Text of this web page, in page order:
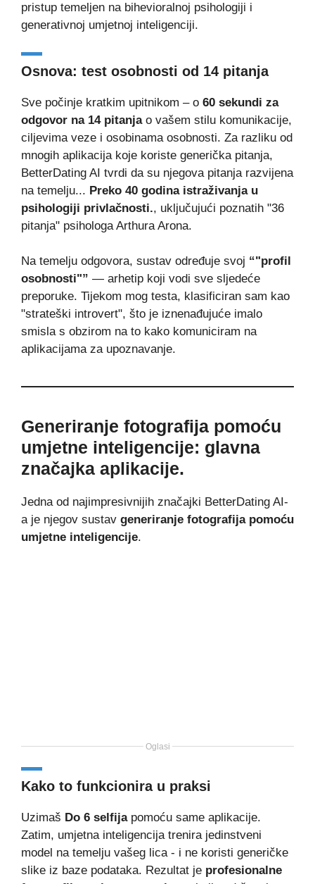
pristup temeljen na bihevioralnoj psihologiji i
generativnoj umjetnoj inteligenciji.
Osnova: test osobnosti od 14 pitanja
Sve počinje kratkim upitnikom – o 60 sekundi za
odgovor na 14 pitanjao vašem stilu komunikacije,
ciljevima veze i osobinama osobnosti. Za razliku od
mnogih aplikacija koje koriste generička pitanja,
BetterDating AI tvrdi da su njegova pitanja razvijena
na temelju... Preko 40 godina istraživanja u
psihologiji privlačnosti., uključujući poznatih "36
pitanja" psihologa Arthura Arona.
Na temelju odgovora, sustav određuje svoj “"profil
osobnosti"” — arhetip koji vodi sve sljedeće
preporuke. Tijekom mog testa, klasificiran sam kao
"strateški introvert", što je iznenađujuće imalo
smisla s obzirom na to kako komuniciram na
aplikacijama za upoznavanje.
Generiranje fotografija pomoću
umjetne inteligencije: glavna
značajka aplikacije.
Jedna od najimpresivnijih značajki BetterDating AI-
a je njegov sustav generiranje fotografija pomoću
umjetne inteligencije.
Oglasi
Kako to funkcionira u praksi
Uzimaš Do 6 selfijapomoću same aplikacije.
Zatim, umjetna inteligencija trenira jedinstveni
model na temelju vašeg lica - i ne koristi generičke
slike iz baze podataka. Rezultat je profesionalne